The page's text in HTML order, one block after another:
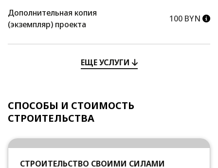
Дополнительная копия
(экземпляр) проекта
100 BYN
ЕЩЕ УСЛУГИ
СПОСОБЫ И СТОИМОСТЬ
СТРОИТЕЛЬСТВА
СТРОИТЕЛЬСТВО СВОИМИ СИЛАМИ